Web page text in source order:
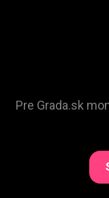
Pre Grada.sk